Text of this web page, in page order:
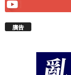
廣告